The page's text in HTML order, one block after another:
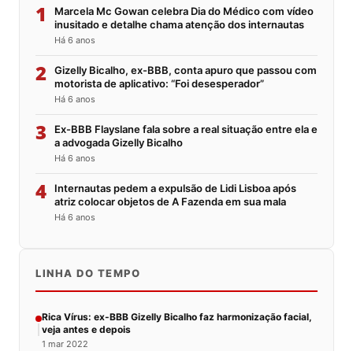
1
Marcela Mc Gowan celebra Dia do Médico com vídeo
inusitado e detalhe chama atenção dos internautas
Há 6 anos
2
Gizelly Bicalho, ex-BBB, conta apuro que passou com
motorista de aplicativo: “Foi desesperador”
Há 6 anos
3
Ex-BBB Flayslane fala sobre a real situação entre ela e
a advogada Gizelly Bicalho
Há 6 anos
4
Internautas pedem a expulsão de Lidi Lisboa após
atriz colocar objetos de A Fazenda em sua mala
Há 6 anos
LINHA DO TEMPO
Rica Vírus: ex-BBB Gizelly Bicalho faz harmonização facial,
veja antes e depois
1 mar 2022